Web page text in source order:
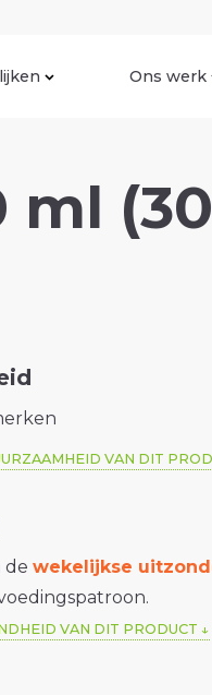
Ons werk
ml
VAN DIT
dewekelijkse
VAN DIT PRODUCT